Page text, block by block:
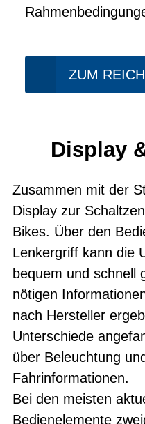
ZUM
Display
Zusammen mit der
Display zur
Bikes. Über den
Lenkergriff kann die
bequem und schnell
nötigen
nach Hersteller
Unterschiede
über Beleuchtung
Fahrinformationen.
Bei den meisten
Bedienelemente